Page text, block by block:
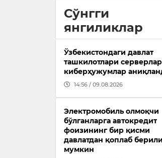
Сўнгги
янгиликлар
Ўзбекистондаги давлат
ташкилотлари
киберҳужумлар
14:56 / 09.08.2026
Электромобиль олмоқчи
бўлганларга автокредит
фоизининг бир қисми
давлатдан қоплаб
мумкин